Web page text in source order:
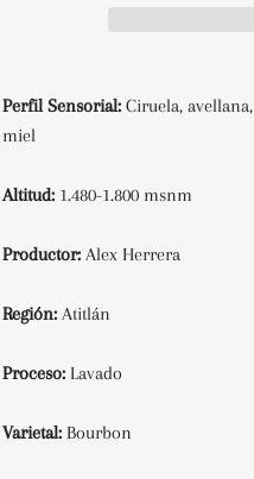
Perfil Sensorial: Ciruela, avellana,
miel
Altitud: 1.480-1.800 msnm
Productor: Alex Herrera
Región: Atitlán
Proceso: Lavado
Varietal: Bourbon